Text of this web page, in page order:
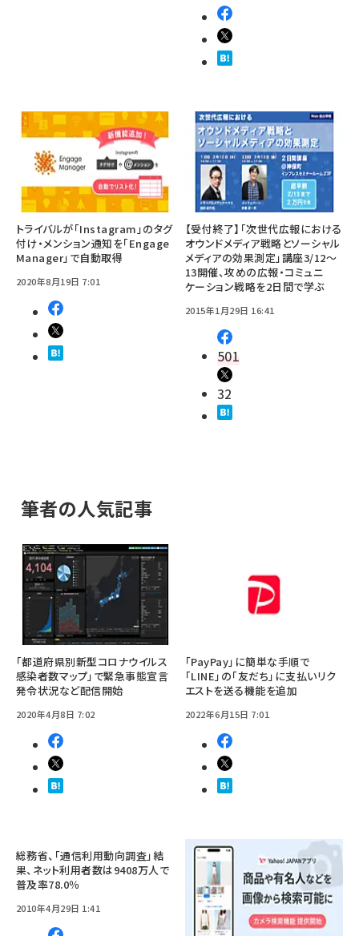
トライバルが「Instagram」のタグ
付け・メンション通知を「Engage
Manager」で自動取得
2020年8月19日 7:01
【受付終了】「次世代広報における
オウンドメディア戦略とソーシャル
メディアの効果測定」講座3/12～
13開催、攻めの広報・コミュニ
ケーション戦略を2日間で学ぶ
2015年1月29日 16:41
501
32
筆者の人気記事
「都道府県別新型コロナウイルス
感染者数マップ」で緊急事態宣言
発令状況など配信開始
2020年4月8日 7:02
「PayPay」に簡単な手順で
「LINE」の「友だち」に支払いリク
エストを送る機能を追加
2022年6月15日 7:01
総務省、「通信利用動向調査」結
果、ネット利用者数は9408万人で
普及率78.0％
2010年4月29日 1:41